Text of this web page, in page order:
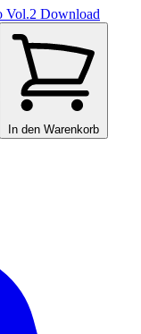
Vol.2 Download
In den Warenkorb